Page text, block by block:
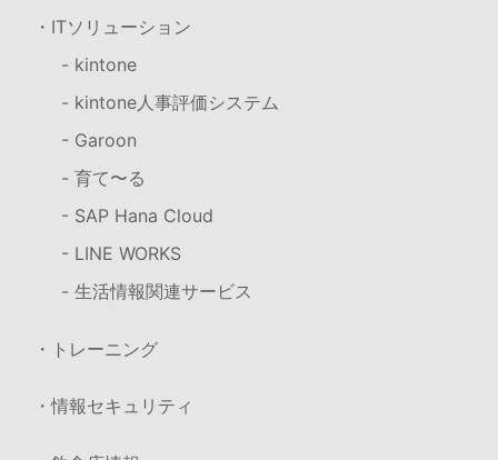
・ITソリューション
- kintone
- kintone人事評価システム
- Garoon
- 育て〜る
- SAP Hana Cloud
- LINE WORKS
- 生活情報関連サービス
・トレーニング
・情報セキュリティ